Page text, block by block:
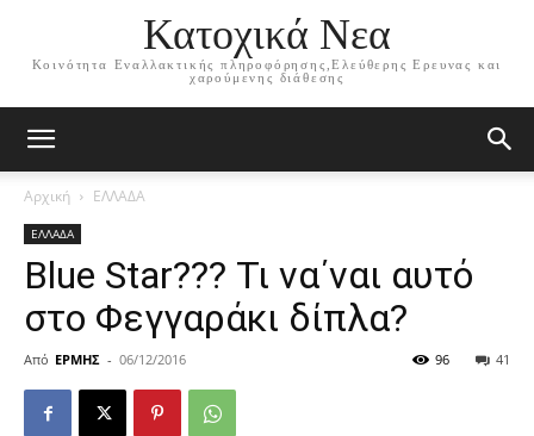
Κατοχικά Νεα
Κοινότητα Εναλλακτικής πληροφόρησης,Ελεύθερης Ερευνας και
χαρούμενης διάθεσης
Αρχική ΕΛΛΑΔΑ
ΕΛΛΑΔΑ
Blue Star??? Τι να΄ναι αυτό
στο Φεγγαράκι δίπλα?
Από ΕΡΜΗΣ - 06/12/2016 41
96